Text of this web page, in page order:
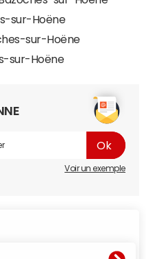
sur-Hoëne
sur-Hoëne
sur-Hoëne
Voir un exemple